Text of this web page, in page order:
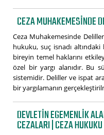
CEZA MUHAKEMESINDE
Ceza Muhakemesinde
hukuku, suç isnadı
bireyin temel haklarını
özel bir yargı alanıdır. Bu
sistemidir. Deliller ve ispat
bir yargılamanın
DEVLETIN EGEMENLIK
CEZALARI | CEZA